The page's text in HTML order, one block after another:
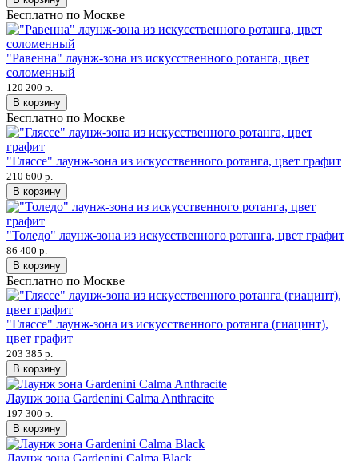
Бесплатно по Москве
"Равенна" лаунж-зона из искусственного ротанга, цвет
соломенный
120 200 р.
В корзину
Бесплатно по Москве
"Гляссе" лаунж-зона из искусственного ротанга, цвет графит
210 600 р.
В корзину
"Толедо" лаунж-зона из искусственного ротанга, цвет графит
86 400 р.
В корзину
Бесплатно по Москве
"Гляссе" лаунж-зона из искусственного ротанга (гиацинт),
цвет графит
203 385 р.
В корзину
Лаунж зона Gardenini Calma Anthracite
197 300 р.
В корзину
Лаунж зона Gardenini Calma Black